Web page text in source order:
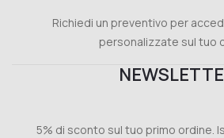
Richiedi un preventivo per
personalizzate sul tuo
5% di sconto sul tuo primo ordine.